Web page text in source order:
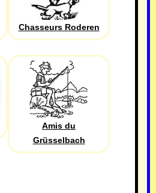
Chasseurs Roderen
Amis du
Grüsselbach